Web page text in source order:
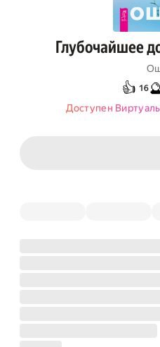
Глубочайшее
👍 16
Доступен